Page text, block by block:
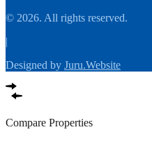
© 2026. All rights reserved.
|
Designed by Juru.Website
Compare Properties